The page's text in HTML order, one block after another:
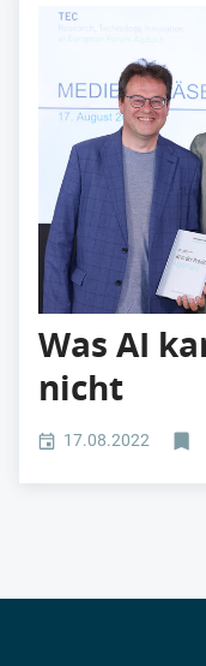
Was AI
nicht
17.08.2022